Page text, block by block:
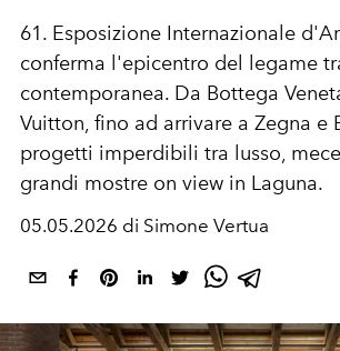
61. Esposizione Internazionale
conferma l'epicentro del legame
contemporanea. Da Bottega
Vuitton, fino ad arrivare a Zegna e
progetti imperdibili tra lusso,
grandi mostre on view in Laguna.
05.05.2026 di Simone Vertua